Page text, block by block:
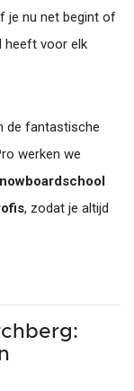
je nu net begint of
heeft voor elk
de fantastische
werken we
, zodat je altijd